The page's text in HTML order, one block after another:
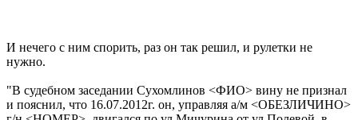
И нечего с ним спорить, раз он так решил, и рулетки не
нужно.
"В судебном заседании Сухомлинов <ФИО> вину не признал
и пояснил, что 16.07.2012г. он, управляя а/м <ОБЕЗЛИЧИНО>